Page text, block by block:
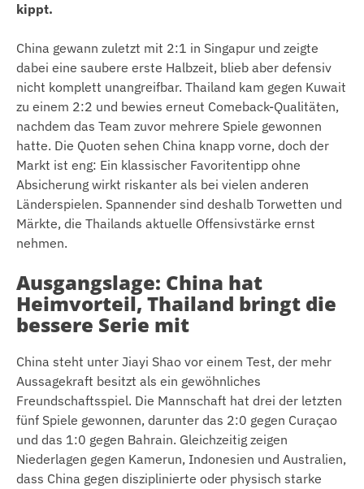
kippt.
China gewann zuletzt mit 2:1 in Singapur und zeigte
dabei eine saubere erste Halbzeit, blieb aber defensiv
nicht komplett unangreifbar. Thailand kam gegen Kuwait
zu einem 2:2 und bewies erneut Comeback-Qualitäten,
nachdem das Team zuvor mehrere Spiele gewonnen
hatte. Die Quoten sehen China knapp vorne, doch der
Markt ist eng: Ein klassischer Favoritentipp ohne
Absicherung wirkt riskanter als bei vielen anderen
Länderspielen. Spannender sind deshalb Torwetten und
Märkte, die Thailands aktuelle Offensivstärke ernst
nehmen.
Ausgangslage: China hat
Heimvorteil, Thailand bringt die
bessere Serie mit
China steht unter Jiayi Shao vor einem Test, der mehr
Aussagekraft besitzt als ein gewöhnliches
Freundschaftsspiel. Die Mannschaft hat drei der letzten
fünf Spiele gewonnen, darunter das 2:0 gegen Curaçao
und das 1:0 gegen Bahrain. Gleichzeitig zeigen
Niederlagen gegen Kamerun, Indonesien und Australien,
dass China gegen disziplinierte oder physisch starke